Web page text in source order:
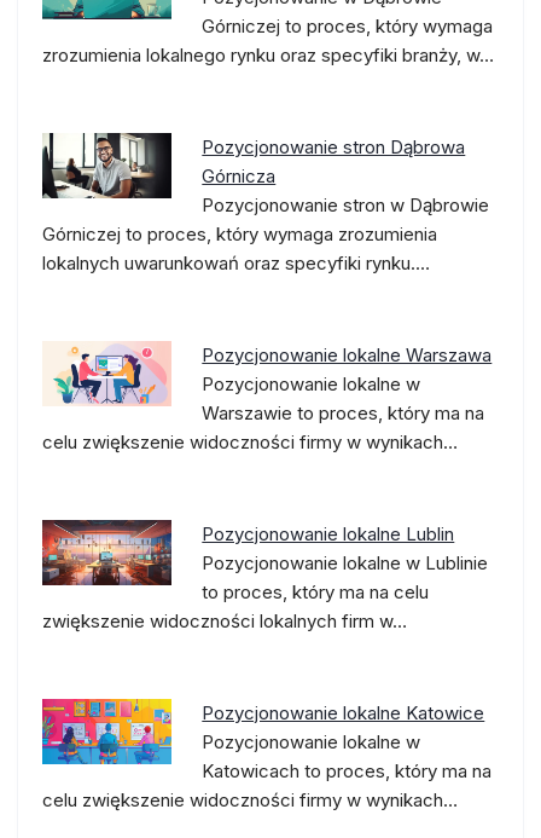
Górniczej to proces, który wymaga
zrozumienia lokalnego rynku oraz specyfiki branży, w…
Pozycjonowanie stron Dąbrowa
Górnicza
Pozycjonowanie stron w Dąbrowie
Górniczej to proces, który wymaga zrozumienia
lokalnych uwarunkowań oraz specyfiki rynku.…
Pozycjonowanie lokalne Warszawa
Pozycjonowanie lokalne w
Warszawie to proces, który ma na
celu zwiększenie widoczności firmy w wynikach…
Pozycjonowanie lokalne Lublin
Pozycjonowanie lokalne w Lublinie
to proces, który ma na celu
zwiększenie widoczności lokalnych firm w…
Pozycjonowanie lokalne Katowice
Pozycjonowanie lokalne w
Katowicach to proces, który ma na
celu zwiększenie widoczności firmy w wynikach…